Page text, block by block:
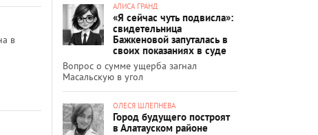
в
АЛИСА ГРАНД
«Я сейчас чуть подвисла»:
свидетельница
Бажкеновой запуталась в
своих показаниях в суде
Вопрос о сумме ущерба загнал
Масальскую в угол
ОЛЕСЯ ШЛЕПНЕВА
Город будущего построят
в Алатауском районе